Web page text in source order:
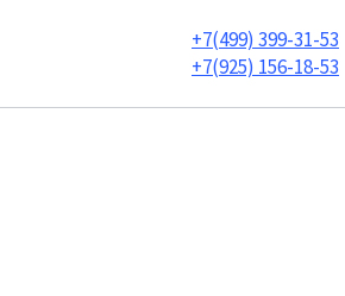
+7(499) 399-31-53
+7(925) 156-18-53